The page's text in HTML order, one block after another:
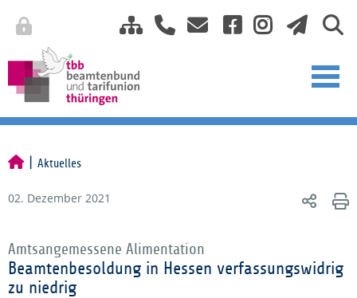
Aktuelles
02. Dezember 2021
Amtsangemessene Alimentation
Beamtenbesoldung in Hessen verfassungswidrig
zu niedrig